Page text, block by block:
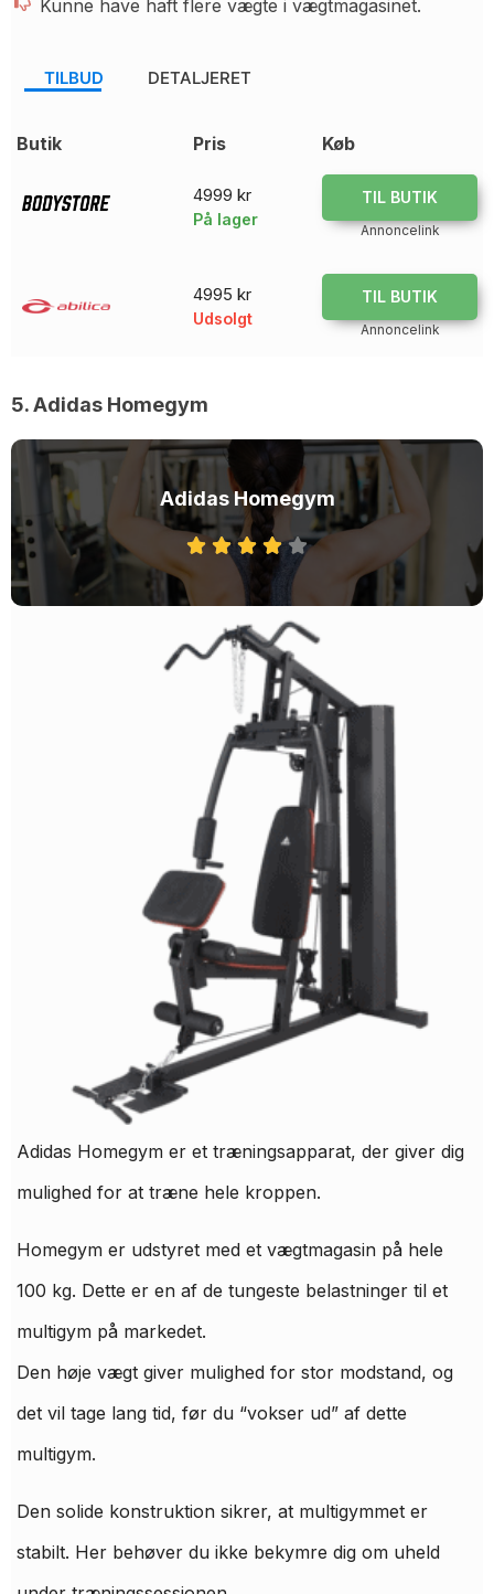
Kunne have haft flere vægte i vægtmagasinet.
TILBUD DETALJERET
Butik Pris Køb
4999 kr
På lager
TIL BUTIK
Annoncelink
4995 kr
Udsolgt
TIL BUTIK
Annoncelink
5. Adidas Homegym
Adidas Homegym
Adidas Homegym er et træningsapparat, der giver dig
mulighed for at træne hele kroppen.
Homegym er udstyret med et vægtmagasin på hele
100 kg. Dette er en af ​​de tungeste belastninger til et
multigym på markedet.
Den høje vægt giver mulighed for stor modstand, og
det vil tage lang tid, før du “vokser ud” af dette
multigym.
Den solide konstruktion sikrer, at multigymmet er
stabilt. Her behøver du ikke bekymre dig om uheld